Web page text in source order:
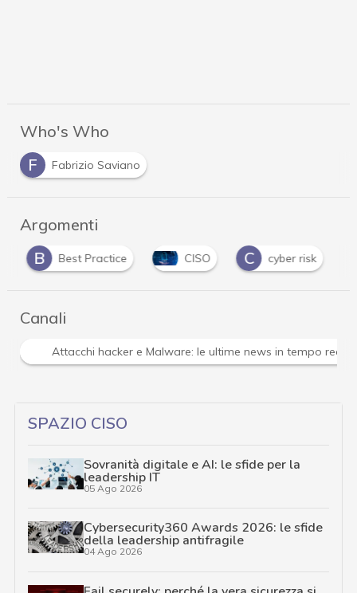
Who's Who
F
Fabrizio Saviano
Argomenti
B
Best Practice CISO C cyber risk
Canali
Attacchi hacker e Malware: le ultime news in tempo
SPAZIO CISO
Sovranità digitale e AI: le sfide per la
leadership IT
05 Ago 2026
Cybersecurity360 Awards 2026: le sfide
della leadership antifragile
04 Ago 2026